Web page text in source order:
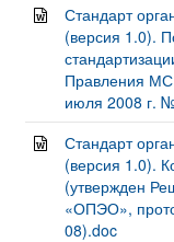
Стандарт
(версия 1.0).
Правления
июля 2008 г.
Стандарт
(версия 1.0).
(утвержден
«ОПЭО»,
08).doc